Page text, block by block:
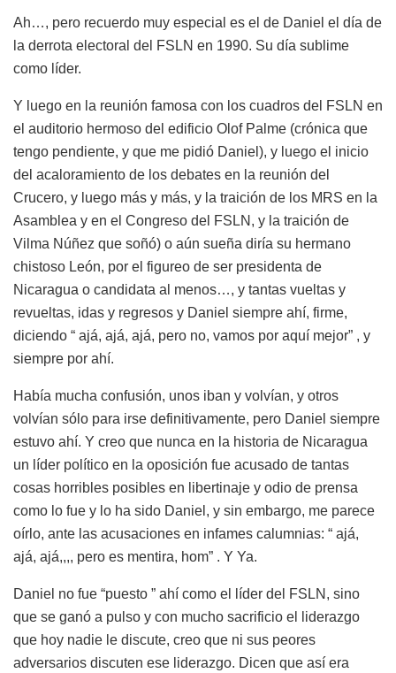
Ah…, pero recuerdo muy especial es el de Daniel el día de
la derrota electoral del FSLN en 1990. Su día sublime
como líder.
Y luego en la reunión famosa con los cuadros del FSLN en
el auditorio hermoso del edificio Olof Palme (crónica que
tengo pendiente, y que me pidió Daniel), y luego el inicio
del acaloramiento de los debates en la reunión del
Crucero, y luego más y más, y la traición de los MRS en la
Asamblea y en el Congreso del FSLN, y la traición de
Vilma Núñez que soñó) o aún sueña diría su hermano
chistoso León, por el figureo de ser presidenta de
Nicaragua o candidata al menos…, y tantas vueltas y
revueltas, idas y regresos y Daniel siempre ahí, firme,
diciendo “ ajá, ajá, ajá, pero no, vamos por aquí mejor” , y
siempre por ahí.
Había mucha confusión, unos iban y volvían, y otros
volvían sólo para irse definitivamente, pero Daniel siempre
estuvo ahí. Y creo que nunca en la historia de Nicaragua
un líder político en la oposición fue acusado de tantas
cosas horribles posibles en libertinaje y odio de prensa
como lo fue y lo ha sido Daniel, y sin embargo, me parece
oírlo, ante las acusaciones en infames calumnias: “ ajá,
ajá, ajá,,,, pero es mentira, hom” . Y Ya.
Daniel no fue “puesto ” ahí como el líder del FSLN, sino
que se ganó a pulso y con mucho sacrificio el liderazgo
que hoy nadie le discute, creo que ni sus peores
adversarios discuten ese liderazgo. Dicen que así era